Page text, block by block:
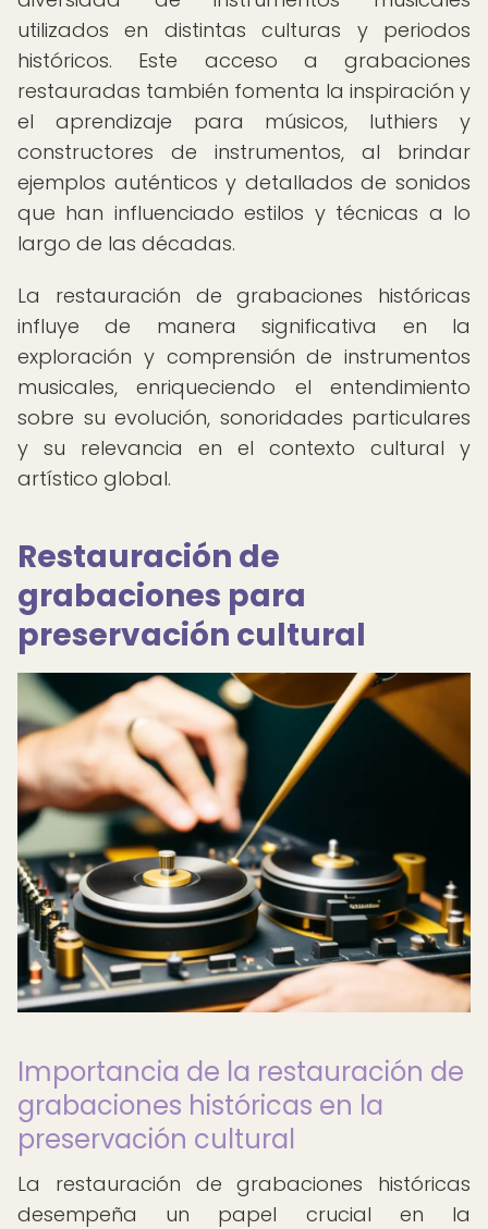
utilizados en distintas culturas y periodos
históricos. Este acceso a grabaciones
restauradas también fomenta la inspiración y
el aprendizaje para músicos, luthiers y
constructores de instrumentos, al brindar
ejemplos auténticos y detallados de sonidos
que han influenciado estilos y técnicas a lo
largo de las décadas.
La restauración de grabaciones históricas
influye de manera significativa en la
exploración y comprensión de instrumentos
musicales, enriqueciendo el entendimiento
sobre su evolución, sonoridades particulares
y su relevancia en el contexto cultural y
artístico global.
Restauración de
grabaciones para
preservación cultural
Importancia de la restauración de
grabaciones históricas en la
preservación cultural
La restauración de grabaciones históricas
desempeña un papel crucial en la